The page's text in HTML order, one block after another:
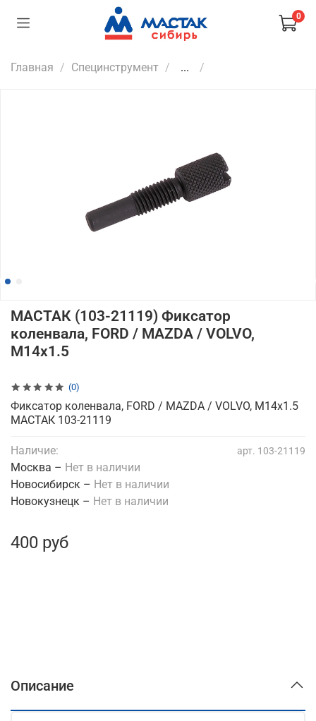
0
Главная Специнструмент ...
(0)
арт. 103-21119
МАСТАК (103-21119) Фиксатор
коленвала, FORD / MAZDA / VOLVO,
M14x1.5
400 руб
Наличие:
Москва – Нет в наличии
Новосибирск – Нет в наличии
Новокузнецк – Нет в наличии
Фиксатор коленвала, FORD / MAZDA / VOLVO, M14x1.5
МАСТАК 103-21119
Описание